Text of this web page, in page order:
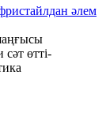
әлем
өтті-